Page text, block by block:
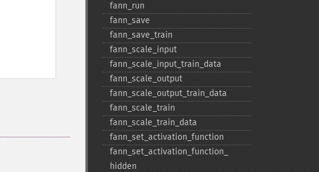
fann_​run
fann_​save
fann_​save_​train
fann_​scale_​input
fann_​scale_​input_​train_​data
fann_​scale_​output
fann_​scale_​output_​train_​data
fann_​scale_​train
fann_​scale_​train_​data
fann_​set_​activation_​function
fann_​set_​activation_​function_​
hidden